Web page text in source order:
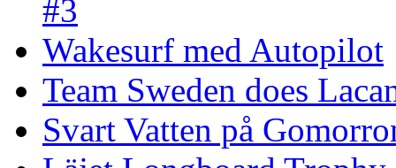
#3
Wakesurf med Autopilot
Team Sweden does
Svart Vatten på